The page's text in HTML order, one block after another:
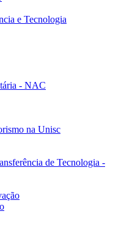
e Tecnologia
- NAC
na Unisc
de Tecnologia -